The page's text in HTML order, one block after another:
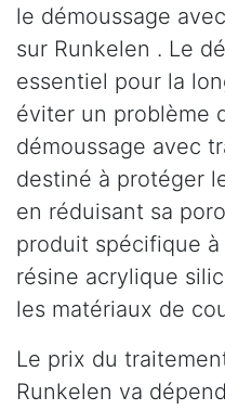
le démoussage
sur Runkelen . Le
essentiel pour la
éviter un problème
démoussage avec
destiné à protéger
en réduisant sa
produit spécifique
résine acrylique
les matériaux de
Le prix du
Runkelen va